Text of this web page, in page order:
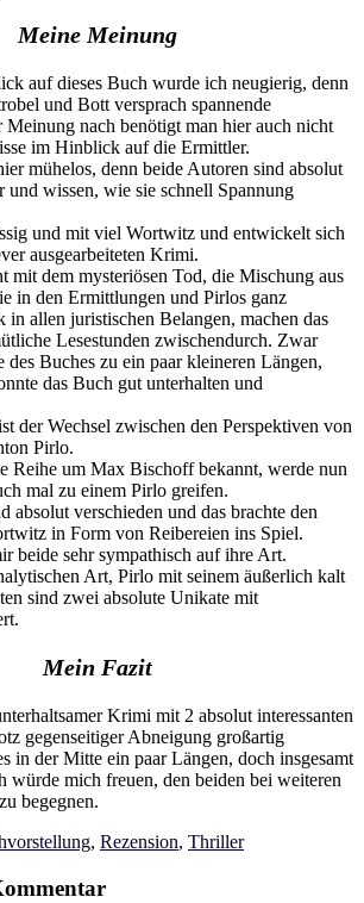
Meine Meinung
auf dieses Buch wurde ich neugierig, denn
und Bott versprach spannende
nach benötigt man hier auch nicht
im Hinblick auf die Ermittler.
mühelos, denn beide Autoren sind absolut
und wissen, wie sie schnell Spannung
und mit viel Wortwitz und entwickelt sich
ausgearbeiteten Krimi.
mit dem mysteriösen Tod, die Mischung aus
in den Ermittlungen und Pirlos ganz
in allen juristischen Belangen, machen das
Lesestunden zwischendurch. Zwar
Buches zu ein paar kleineren Längen,
das Buch gut unterhalten und
der Wechsel zwischen den Perspektiven von
Pirlo.
Reihe um Max Bischoff bekannt, werde nun
mal zu einem Pirlo greifen.
absolut verschieden und das brachte den
in Form von Reibereien ins Spiel.
beide sehr sympathisch auf ihre Art.
Art, Pirlo mit seinem äußerlich kalt
sind zwei absolute Unikate mit
Mein Fazit
Krimi mit 2 absolut interessanten
gegenseitiger Abneigung großartig
in der Mitte ein paar Längen, doch insgesamt
würde mich freuen, den beiden bei weiteren
begegnen.
, Rezension, Thriller